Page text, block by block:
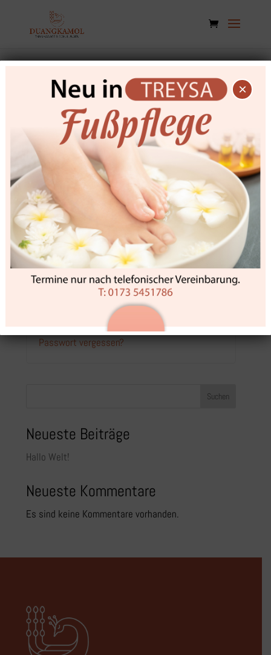
Mein Konto
Anmelden
Benutzername oder E-Mail-Adresse*Erforderlich
Passwort*Erforderlich
Angemeldet bleiben
Passwort vergessen?
Suchen
Neueste Beiträge
Hallo Welt!
Neueste Kommentare
Es sind keine Kommentare vorhanden.
×